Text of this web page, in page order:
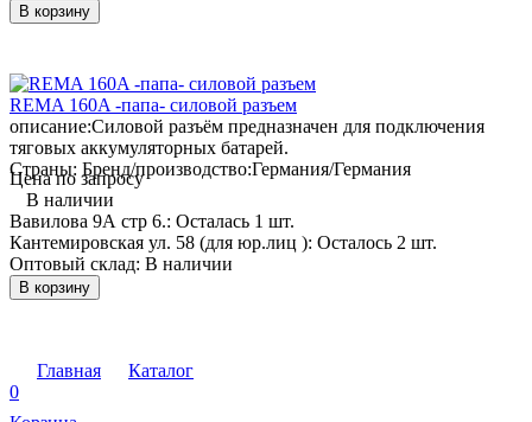
В корзину
REMA 160A -папа- силовой разъем
описание:Силовой разъём предназначен для подключения
тяговых аккумуляторных батарей.
Страны: Бренд/производство:Германия/Германия
Цена по запросу
В наличии
Вавилова 9А стр 6.: Осталась 1 шт.
Кантемировская ул. 58 (для юр.лиц ): Осталось 2 шт.
Оптовый склад: В наличии
В корзину
Главная
Каталог
0